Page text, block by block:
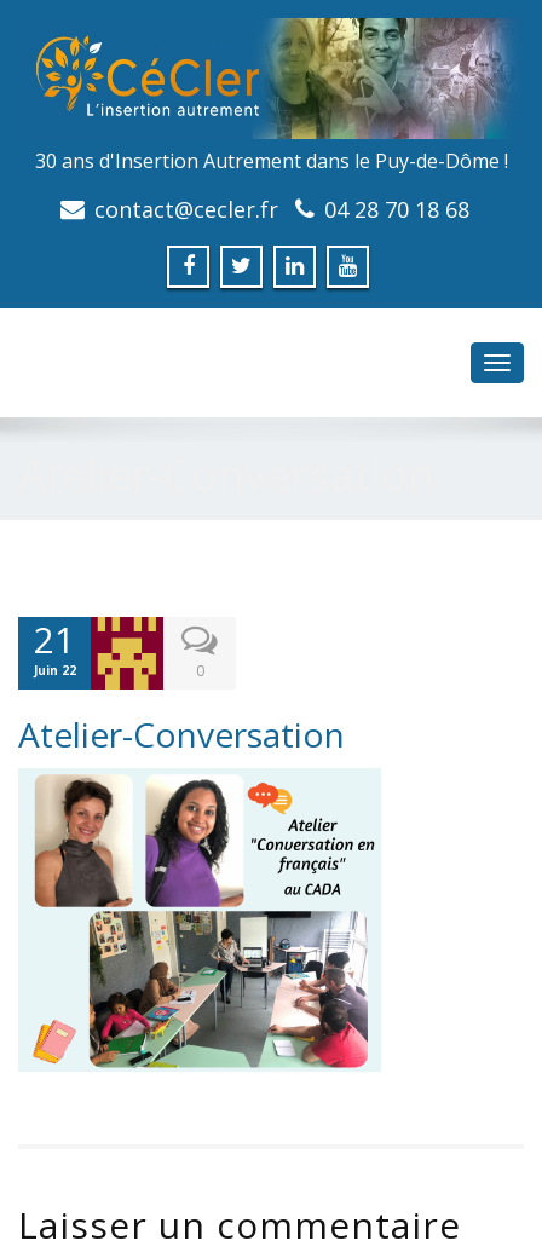
30 ans d'Insertion Autrement dans le Puy-de-Dôme !
contact@cecler.fr 04 28 70 18 68
21
Juin 22 0
Atelier-Conversation
Laisser un commentaire